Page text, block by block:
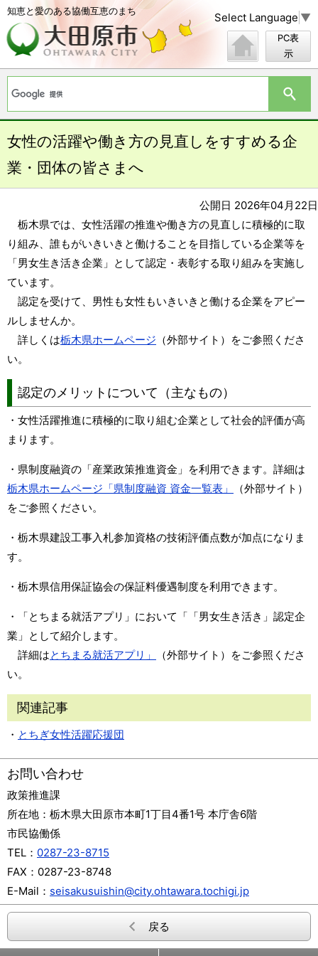
知恵と愛のある協働互恵のまち Select Language ▼
PC表
示
女性の活躍や働き方の見直しをすすめる企
業・団体の皆さまへ
公開日 2026年04月22日
栃木県では、女性活躍の推進や働き方の見直しに積極的に取
り組み、誰もがいきいきと働けることを目指している企業等を
「男女生き活き企業」として認定・表彰する取り組みを実施し
ています。
認定を受けて、男性も女性もいきいきと働ける企業をアピー
ルしませんか。
詳しくは栃木県ホームページ （外部サイト）をご参照くださ
い。
認定のメリットについて（主なもの）
・女性活躍推進に積極的に取り組む企業として社会的評価が高
まります。
・県制度融資の「産業政策推進資金」を利用できます。詳細は
栃木県ホームページ「県制度融資 資金一覧表」
（外部サイト）
をご参照ください。
・栃木県建設工事入札参加資格の技術評価点数が加点になりま
す。
・栃木県信用保証協会の保証料優遇制度を利用できます。
・「とちまる就活アプリ」において「「男女生き活き」認定企
業」として紹介します。
詳細はとちまる就活アプリ」 （外部サイト） をご参照くださ
い。
関連記事
・ とちぎ女性活躍応援団
お問い合わせ
政策推進課
所在地： 栃木県大田原市本町1丁目4番1号 本庁舎6階
市民協働係
TEL： 0287-23-8715
FAX： 0287-23-8748
E-Mail： seisakusuishin@city.ohtawara.tochigi.jp
戻る